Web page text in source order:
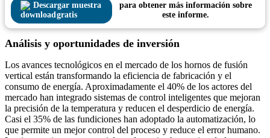
Descargar muestra
gratis
para obtener más información sobre
este informe.
Análisis y oportunidades de inversión
Los avances tecnológicos en el mercado de los hornos de fusión
vertical están transformando la eficiencia de fabricación y el
consumo de energía. Aproximadamente el 40% de los actores del
mercado han integrado sistemas de control inteligentes que mejoran
la precisión de la temperatura y reducen el desperdicio de energía.
Casi el 35% de las fundiciones han adoptado la automatización, lo
que permite un mejor control del proceso y reduce el error humano.